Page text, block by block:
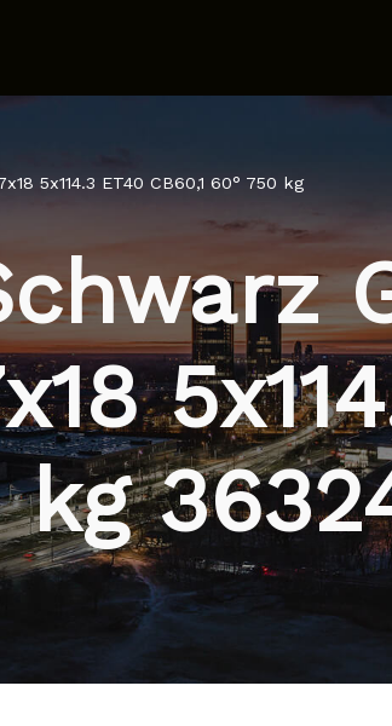
5x114.3 ET40 CB60,1 60° 750 kg
kg